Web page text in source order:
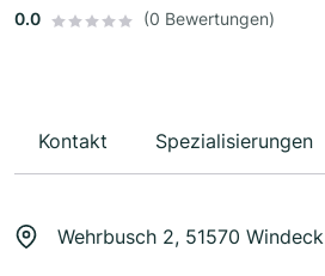
0.0
(0 Bewertungen)
Kontakt Spezialisierungen
Wehrbusch 2, 51570 Windeck